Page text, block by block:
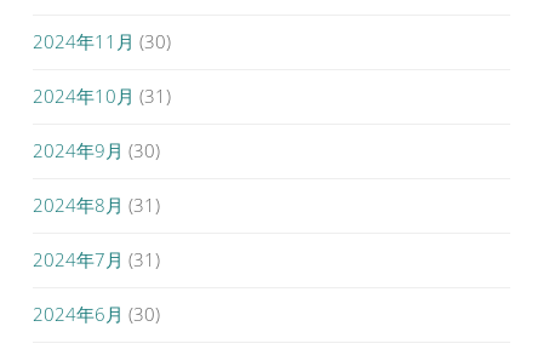
2024年11月 (30)
2024年10月 (31)
2024年9月 (30)
2024年8月 (31)
2024年7月 (31)
2024年6月 (30)